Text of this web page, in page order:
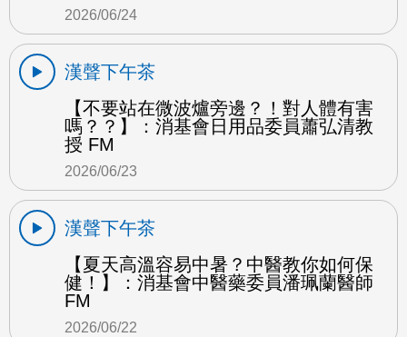
2026/06/24
漢聲下午茶
【不要站在微波爐旁邊？！對人體有害
嗎？？】：消基會日用品委員蕭弘清教
授 FM
2026/06/23
漢聲下午茶
【夏天高溫容易中暑？中醫教你如何保
健！】：消基會中醫藥委員潘珮蘭醫師
FM
2026/06/22